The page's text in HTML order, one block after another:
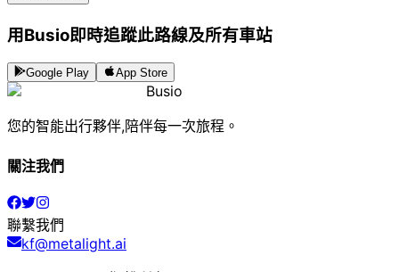
用Busio即時追蹤此路線及所有車站
Google Play App Store
Busio
您的智能出行夥伴,陪伴每一次旅程。
關注我們
聯繫我們
kf@metalight.ai